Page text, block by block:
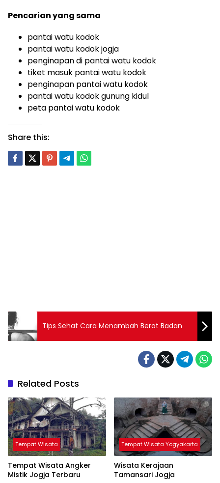
Pencarian yang sama
pantai watu kodok
pantai watu kodok jogja
penginapan di pantai watu kodok
tiket masuk pantai watu kodok
penginapan pantai watu kodok
pantai watu kodok gunung kidul
peta pantai watu kodok
Share this:
Tips Sehat Cara Menambah Berat Badan
Related Posts
Tempat Wisata
Tempat Wisata Angker
Mistik Jogja Terbaru
Tempat Wisata Yogyakarta
Wisata Kerajaan
Tamansari Jogja